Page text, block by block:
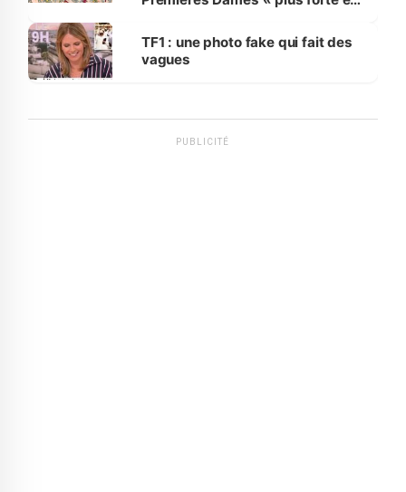
sur la scène internationale »
TF1 : une photo fake qui fait des
vagues
PUBLICITÉ